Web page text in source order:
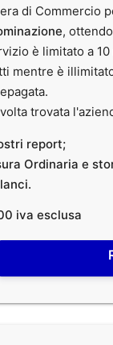
di Commercio
,
è limitato a
mentre è
trovata
report;
Ordinaria e
iva esclusa